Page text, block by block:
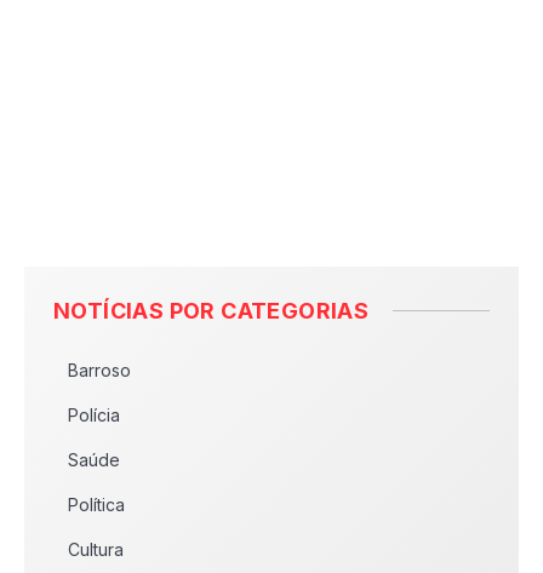
NOTÍCIAS POR CATEGORIAS
Barroso
Polícia
Saúde
Política
Cultura